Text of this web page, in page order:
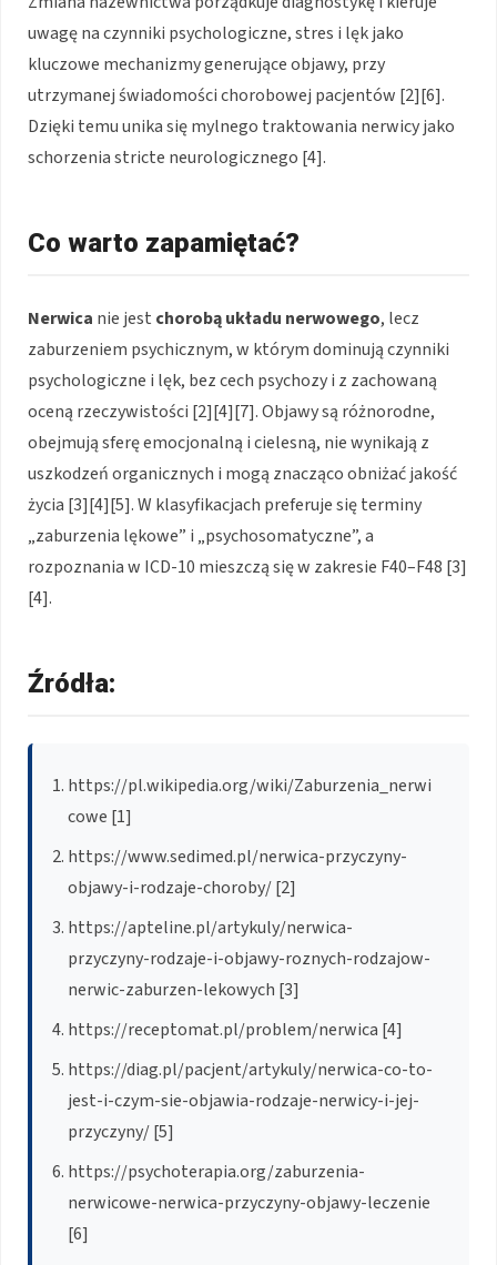
uwagę na czynniki psychologiczne, stres i lęk jako
kluczowe mechanizmy generujące objawy, przy
utrzymanej świadomości chorobowej pacjentów [2][6].
Dzięki temu unika się mylnego traktowania nerwicy jako
schorzenia stricte neurologicznego [4].
Co warto zapamiętać?
Nerwica nie jest chorobą układu nerwowego, lecz
zaburzeniem psychicznym, w którym dominują czynniki
psychologiczne i lęk, bez cech psychozy i z zachowaną
oceną rzeczywistości [2][4][7]. Objawy są różnorodne,
obejmują sferę emocjonalną i cielesną, nie wynikają z
uszkodzeń organicznych i mogą znacząco obniżać jakość
życia [3][4][5]. W klasyfikacjach preferuje się terminy
„zaburzenia lękowe” i „psychosomatyczne”, a
rozpoznania w ICD-10 mieszczą się w zakresie F40–F48 [3]
[4].
Źródła:
https://pl.wikipedia.org/wiki/Zaburzenia_nerwi
cowe [1]
https://www.sedimed.pl/nerwica-przyczyny-
objawy-i-rodzaje-choroby/ [2]
https://apteline.pl/artykuly/nerwica-
przyczyny-rodzaje-i-objawy-roznych-rodzajow-
nerwic-zaburzen-lekowych [3]
https://receptomat.pl/problem/nerwica [4]
https://diag.pl/pacjent/artykuly/nerwica-co-to-
jest-i-czym-sie-objawia-rodzaje-nerwicy-i-jej-
przyczyny/ [5]
https://psychoterapia.org/zaburzenia-
nerwicowe-nerwica-przyczyny-objawy-leczenie
[6]